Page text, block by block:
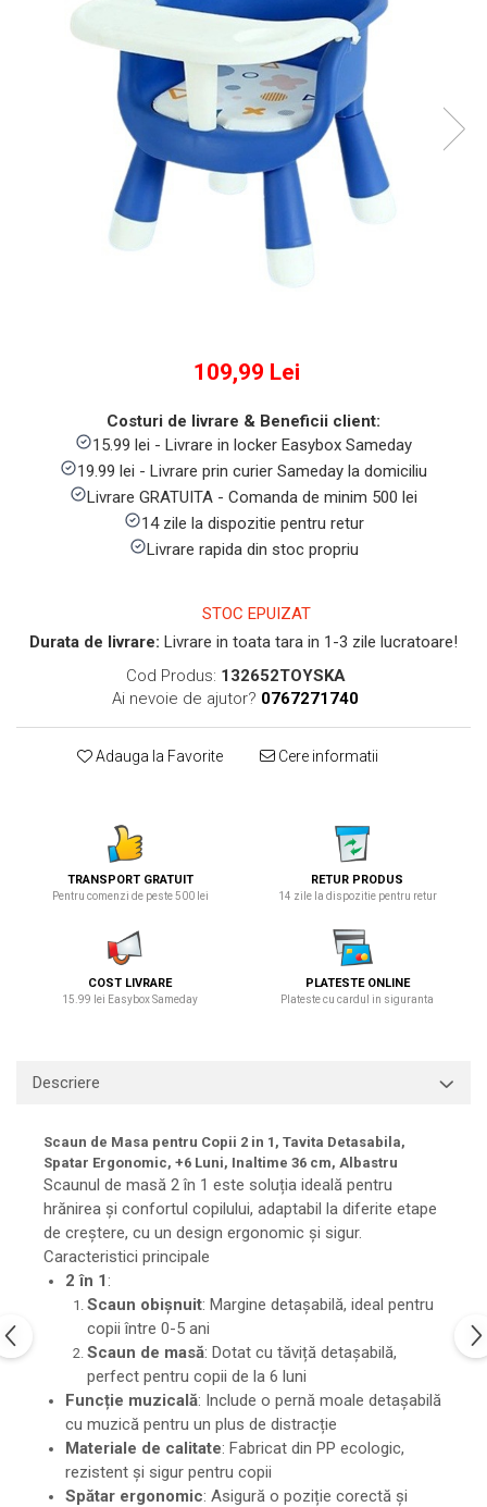
Tablite educative
109,99 Lei
Costuri de livrare & Beneficii client:
15.99 lei - Livrare in locker Easybox Sameday
19.99 lei - Livrare prin curier Sameday la domiciliu
Livrare GRATUITA - Comanda de minim 500 lei
14 zile la dispozitie pentru retur
Livrare rapida din stoc propriu
STOC EPUIZAT
Durata de livrare: Livrare in toata tara in 1-3 zile lucratoare!
Cod Produs: 132652TOYSKA
Ai nevoie de ajutor? 0767271740
Adauga la Favorite Cere informatii
TRANSPORT GRATUIT
Pentru comenzi de peste 500 lei
RETUR PRODUS
14 zile la dispozitie pentru retur
COST LIVRARE
15.99 lei Easybox Sameday
PLATESTE ONLINE
Plateste cu cardul in siguranta
Descriere
Scaun de Masa pentru Copii 2 in 1, Tavita Detasabila,
Spatar Ergonomic, +6 Luni, Inaltime 36 cm, Albastru
Scaunul de masă 2 în 1 este soluția ideală pentru
hrănirea și confortul copilului, adaptabil la diferite etape
de creștere, cu un design ergonomic și sigur.
Caracteristici principale
2 în 1 :
Scaun obișnuit: Margine detașabilă, ideal pentru
copii între 0-5 ani
Scaun de masă: Dotat cu tăviță detașabilă,
perfect pentru copii de la 6 luni
Funcție muzicală: Include o pernă moale detașabilă
cu muzică pentru un plus de distracție
Materiale de calitate: Fabricat din PP ecologic,
rezistent și sigur pentru copii
Spătar ergonomic: Asigură o poziție corectă și